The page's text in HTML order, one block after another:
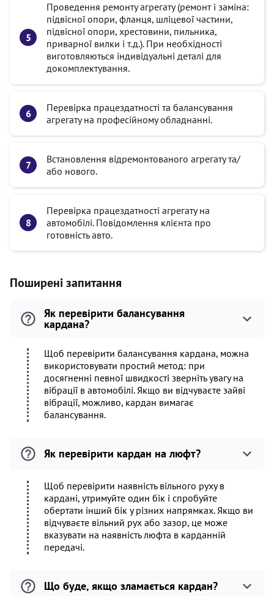
Проведення ремонту агрегату (ремонт і заміна:
підвісної опори, фланця, шліцевої частини,
підвісної опори, хрестовини, пильника,
приварної вилки і т.д.). При необхідності
виготовляються індивідуальні деталі для
докомплектування.
Перевірка працездатності та балансування
агрегату на професійному обладнанні.
Встановлення відремонтованого агрегату та/
або нового.
Перевірка працездатності агрегату на
автомобілі. Повідомлення клієнта про
готовність авто.
Поширені запитання
Як перевірити балансування
кардана?
Щоб перевірити балансування кардана, можна
використовувати простий метод: при
досягненні певної швидкості зверніть увагу на
вібрації в автомобілі. Якщо ви відчуваєте зайві
вібрації, можливо, кардан вимагає
балансування.
Як перевірити кардан на люфт?
Щоб перевірити наявність вільного руху в
кардані, утримуйте один бік і спробуйте
обертати інший бік у різних напрямках. Якщо ви
відчуваєте вільний рух або зазор, це може
вказувати на наявність люфта в карданній
передачі.
Що буде, якщо зламається кардан?